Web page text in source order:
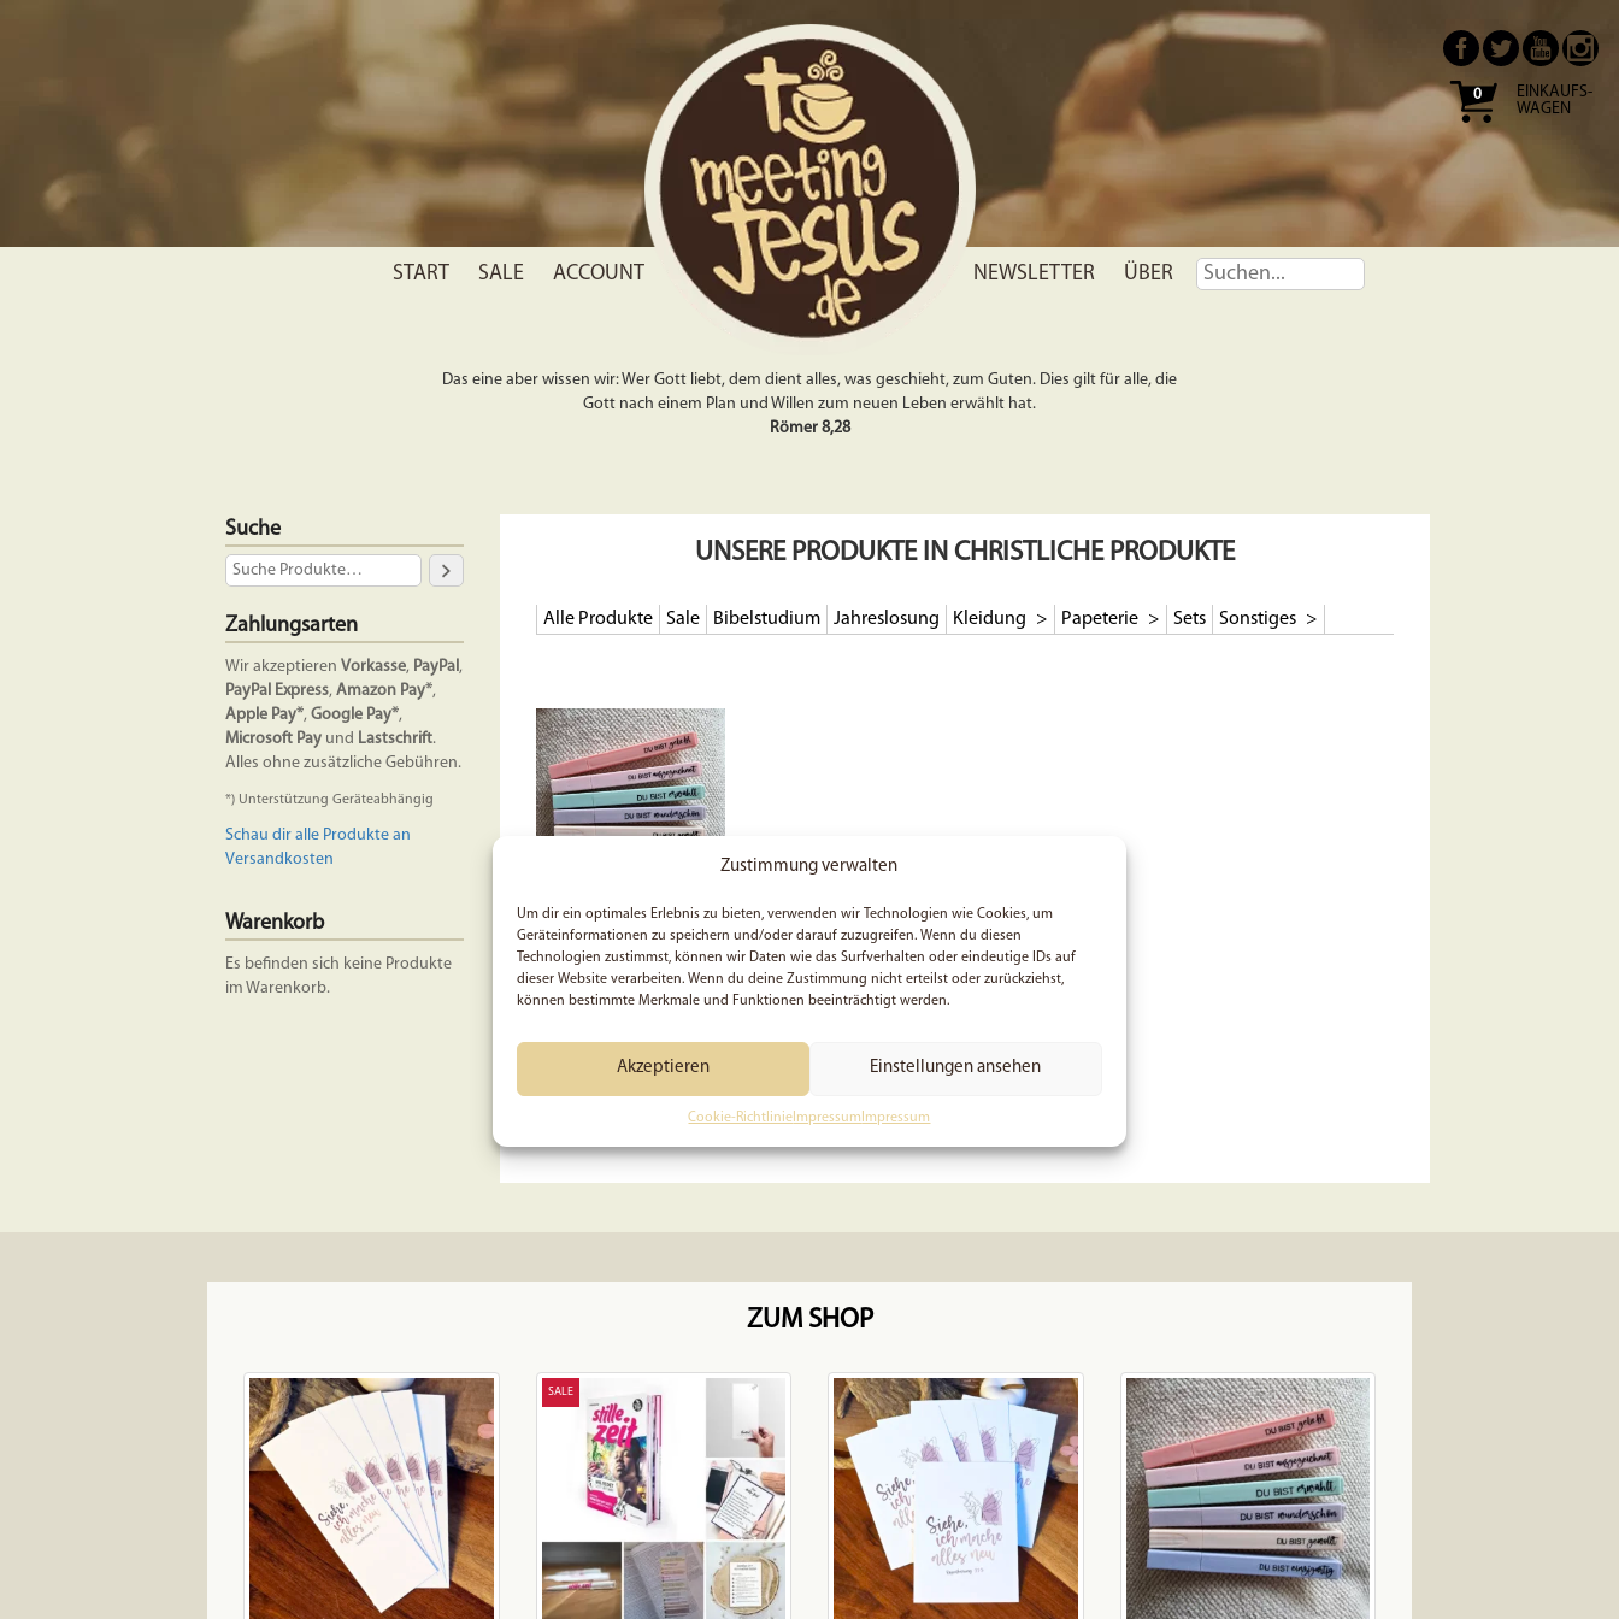
Zustimmung verwalten
Um dir ein optimales Erlebnis zu bieten, verwenden wir Technologien wie Cookies, um
Geräteinformationen zu speichern und/oder darauf zuzugreifen. Wenn du diesen
Technologien zustimmst, können wir Daten wie das Surfverhalten oder eindeutige IDs auf
dieser Website verarbeiten. Wenn du deine Zustimmung nicht erteilst oder zurückziehst,
können bestimmte Merkmale und Funktionen beeinträchtigt werden.
Akzeptieren Einstellungen ansehen
Cookie-Richtlinie Impressum Impressum
0
EINKAUFS-
WAGEN
START SALE ACCOUNT NEWSLETTER ÜBER
Das eine aber wissen wir: Wer Gott liebt, dem dient alles, was geschieht, zum Guten. Dies gilt für alle, die
Gott nach einem Plan und Willen zum neuen Leben erwählt hat.
Römer 8,28
Suche
Zahlungsarten
Wir akzeptieren Vorkasse, PayPal,
PayPal Express, Amazon Pay*,
Apple Pay*, Google Pay*,
Microsoft Pay und Lastschrift.
Alles ohne zusätzliche Gebühren.
*) Unterstützung Geräteabhängig
Schau dir alle Produkte an
Versandkosten
Warenkorb
Es befinden sich keine Produkte
im Warenkorb.
UNSERE PRODUKTE IN CHRISTLICHE PRODUKTE
Alle Produkte Sale Bibelstudium Jahreslosung Kleidung Papeterie Sets Sonstiges
Gottes Meisterwerk |
Textmarker | 6er Set |
Pastellfarben | Highlighter
| Bibelmarker | Geschenk |
Christlich | Bibel |
In den Warenkorb
ZUM SHOP
SALE